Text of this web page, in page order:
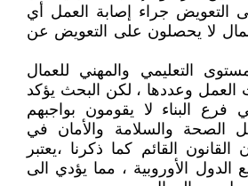
79% على التعويض جراء إصابة العمل أي
لا يحصلون على التعويض عن
التعليمي والمهني للعمال
العمل وعددها ، لكن البحث يؤكد
البناء لا يقومون بواجبهم
الصحة والسلامة والأمان في
القائم كما ذكرنا ،يعتبر
الدول الأوروبية ، مما يؤدي الى